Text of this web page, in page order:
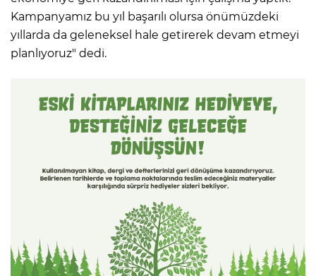
Kampanyamız bu yıl başarılı olursa önümüzdeki
yıllarda da geleneksel hale getirerek devam etmeyi
planlıyoruz" dedi.